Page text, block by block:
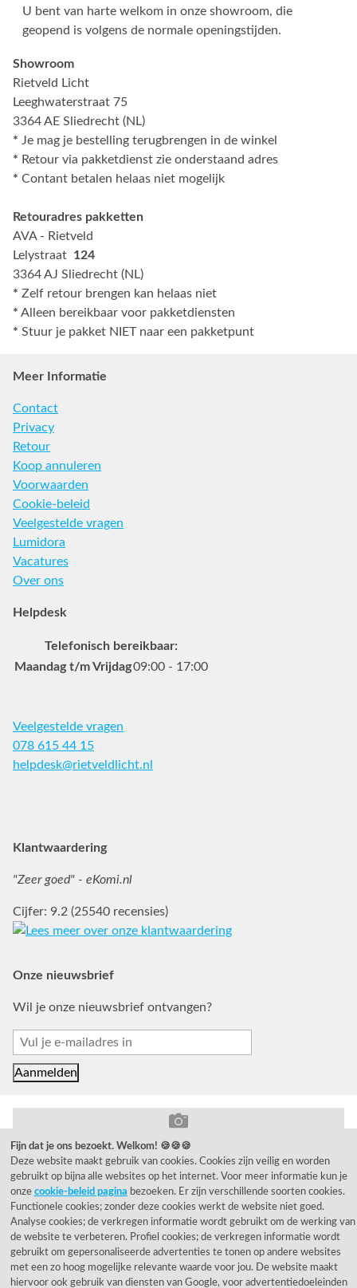
U bent van harte welkom in onze showroom, die
geopend is volgens de normale openingstijden.
Showroom
Rietveld Licht
Leeghwaterstraat 75
3364 AE Sliedrecht (NL)
* Je mag je bestelling terugbrengen in de winkel
* Retour via pakketdienst zie onderstaand adres
* Contant betalen helaas niet mogelijk
Retouradres pakketten
AVA - Rietveld
Lelystraat 124
3364 AJ Sliedrecht (NL)
* Zelf retour brengen kan helaas niet
* Alleen bereikbaar voor pakketdiensten
* Stuur je pakket NIET naar een pakketpunt
Meer Informatie
Contact
Privacy
Retour
Koop annuleren
Voorwaarden
Cookie-beleid
Veelgestelde vragen
Lumidora
Vacatures
Over ons
Helpdesk
Telefonisch bereikbaar:
Maandag t/m Vrijdag09:00 - 17:00
Veelgestelde vragen
078 615 44 15
helpdesk@rietveldlicht.nl
Klantwaardering
"Zeer goed" - eKomi.nl
Cijfer: 9.2 (25540 recensies)
Onze nieuwsbrief
Wil je onze nieuwsbrief ontvangen?
© 1955 - 2026 Rietveld Licht B.V.
Fijn dat je ons bezoekt. Welkom! 🍪🍪🍪
Deze website maakt gebruik van cookies. Cookies zijn veilig en worden
gebruikt op bijna alle websites op het internet. Voor meer informatie kun je
onze cookie-beleid pagina bezoeken. Er zijn verschillende soorten cookies.
Functionele cookies; zonder deze cookies werkt de website niet goed.
Analyse cookies; de verkregen informatie wordt gebruikt om de werking van
de website te verbeteren. Profiel cookies; de verkregen informatie wordt
gebruikt om gepersonaliseerde advertenties te tonen op andere websites
met een zo hoog mogelijke relevante waarde voor jou. De website maakt
hiervoor ook gebruik van diensten van Google, voor advertentiedoeleinden